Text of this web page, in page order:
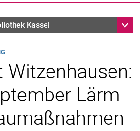
Suchen (öffnet externen Link in einem
Kassel
Witzenhausen:
Lärm